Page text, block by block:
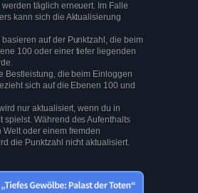
täglich erneuert. Im Falle
kann sich die Aktualisierung
auf der Punktzahl, die beim
100 oder einer tiefer liegenden
Bestleistung, die beim Einloggen
sich auf die Ebenen 100 und
nur aktualisiert, wenn du in
spielst. Während des Aufenthalts
oder einem fremden
die Punktzahl nicht aktualisiert.